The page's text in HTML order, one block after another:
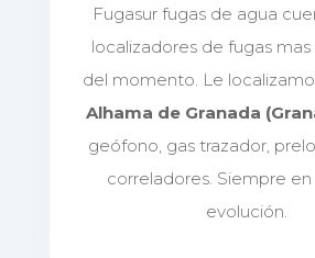
Fugasur fugas de agua
localizadores de fugas
del momento. Le
Alhama de Granada
geófono, gas trazador,
correladores. Siempre
evolución.